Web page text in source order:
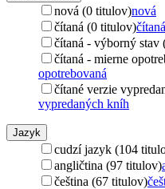
nová (0 titulov)nová
čítaná (0 titulov)čítaná
čítaná - výborný stav
čítaná - mierne
opotrebovaná
čítané verzie
vypredaných kníh
Jazyk
cudzí jazyk (104
angličtina (97 titulov)
čeština (67 titulov)